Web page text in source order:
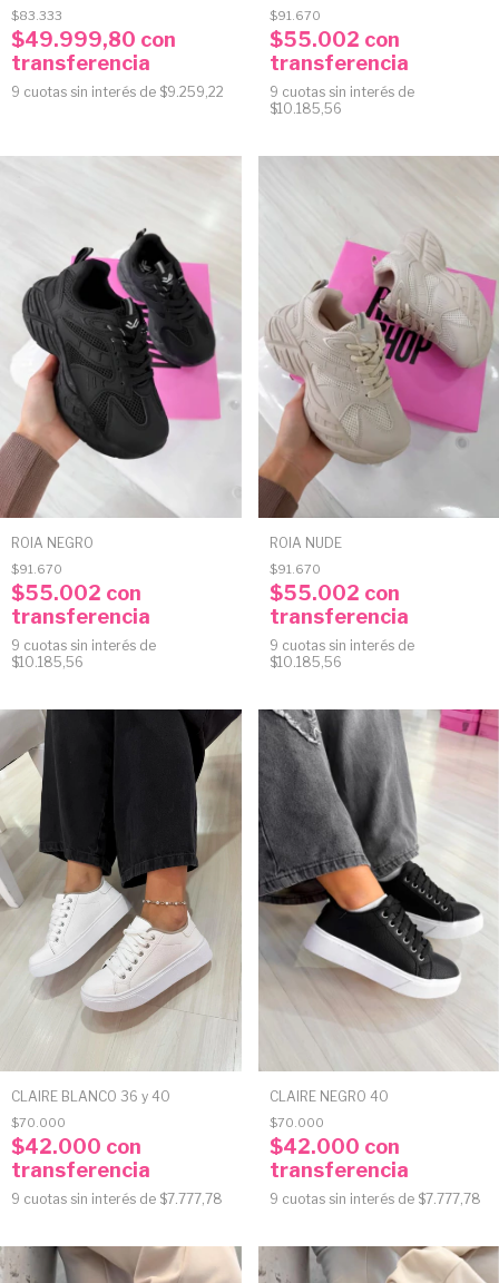
$83.333
$49.999,80 con
transferencia
9 cuotas sin interés de $9.259,22
$91.670
$55.002 con
transferencia
9 cuotas sin interés de
$10.185,56
ROIA NEGRO
$91.670
$55.002 con
transferencia
9 cuotas sin interés de
$10.185,56
ROIA NUDE
$91.670
$55.002 con
transferencia
9 cuotas sin interés de
$10.185,56
CLAIRE BLANCO 36 y 40
$70.000
$42.000 con
transferencia
9 cuotas sin interés de $7.777,78
CLAIRE NEGRO 40
$70.000
$42.000 con
transferencia
9 cuotas sin interés de $7.777,78